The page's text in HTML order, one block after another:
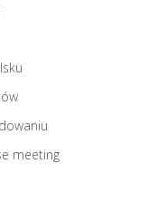
meeting